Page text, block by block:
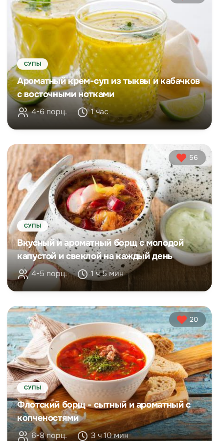
СУПЫ
Ароматный крем-суп из тыквы и кабачков
с восточными нотками
4-6 порц. 1 час
56
СУПЫ
Вкусный и ароматный борщ с молодой
капустой и свеклой на каждый день
4-5 порц. 1 ч 5 мин
20
СУПЫ
Флотский борщ - сытный и ароматный с
копченостями
6-8 порц. 3 ч 10 мин